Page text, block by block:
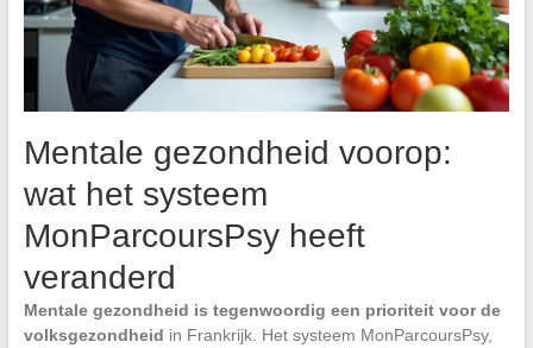
Mentale gezondheid voorop:
wat het systeem
MonParcoursPsy heeft
veranderd
Mentale gezondheid is tegenwoordig een prioriteit voor de
volksgezondheid in Frankrijk. Het systeem MonParcoursPsy,